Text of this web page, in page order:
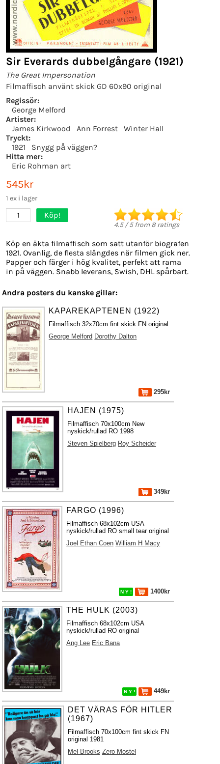
Sir Everards dubbelgångare (1921)
The Great Impersonation
Filmaffisch använt skick GD 60x90 original
Regissör:
George Melford
Artister:
James Kirkwood
Ann Forrest
Winter Hall
Tryckt:
1921
Snygg på väggen?
Hitta mer:
Eric Rohman art
545kr
1 ex i lager
1 Köp!
4.5/5from 8 ratings
Köp en äkta filmaffisch som satt utanför biografen
1921. Ovanlig, de flesta slängdes när filmen gick ner.
Papper och färger i hög kvalitet, perfekt att rama
in på väggen. Snabb leverans, Swish, DHL spårbart.
Andra posters du kanske gillar:
KAPAREKAPTENEN (1922)
Filmaffisch 32x70cm fint skick FN original
George Melford Dorothy Dalton
295kr
HAJEN (1975)
Filmaffisch 70x100cm New
nyskick/rullad RO 1998
Steven Spielberg Roy Scheider
349kr
FARGO (1996)
Filmaffisch 68x102cm USA
nyskick/rullad RO small tear original
Joel Ethan Coen William H Macy
N Y ! 1400kr
THE HULK (2003)
Filmaffisch 68x102cm USA
nyskick/rullad RO original
Ang Lee Eric Bana
N Y ! 449kr
DET VÅRAS FÖR HITLER
(1967)
Filmaffisch 70x100cm fint skick FN
original 1981
Mel Brooks Zero Mostel